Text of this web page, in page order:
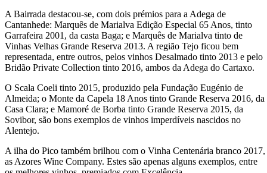
A Bairrada destacou-se, com dois prémios para a Adega de
Cantanhede: Marquês de Marialva Edição Especial 65 Anos, tinto
Garrafeira 2001, da casta Baga; e Marquês de Marialva tinto de
Vinhas Velhas Grande Reserva 2013. A região Tejo ficou bem
representada, entre outros, pelos vinhos Desalmado tinto 2013 e pelo
Bridão Private Collection tinto 2016, ambos da Adega do Cartaxo.
O Scala Coeli tinto 2015, produzido pela Fundação Eugénio de
Almeida; o Monte da Capela 18 Anos tinto Grande Reserva 2016, da
Casa Clara; e Mamoré de Borba tinto Grande Reserva 2015, da
Sovibor, são bons exemplos de vinhos imperdíveis nascidos no
Alentejo.
A ilha do Pico também brilhou com o Vinha Centenária branco 2017,
as Azores Wine Company. Estes são apenas alguns exemplos, entre